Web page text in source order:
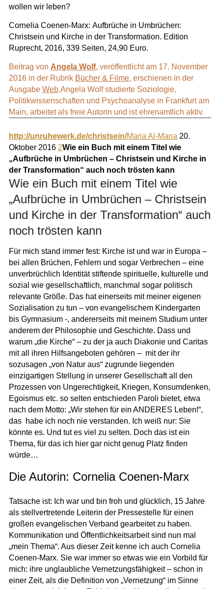
wollen wir leben?
Cornelia Coenen-Marx: Aufbrüche in Umbrüchen:
Christsein und Kirche in der Transformation. Edition
Ruprecht, 2016, 339 Seiten, 24,90 Euro.
Beitrag von Angela Wolf, veröffentlicht am 17. November
2016 in der Rubrik Bücher & Filme, erschienen in der
Ausgabe Web.Angela Wolf studierte Soziologie,
Politikwissenschaften und Psychoanalyse in Frankfurt am
Main, arbeitet als freie Autorin und ist ehrenamtlich aktiv.
http://unruhewerk.de/christsein/Maria Al-Mana 20.
Oktober 2016 2Wie ein Buch mit einem Titel wie
„Aufbrüche in Umbrüchen – Christsein und Kirche in
der Transformation“ auch noch trösten kann
Wie ein Buch mit einem Titel wie
„Aufbrüche in Umbrüchen – Christsein
und Kirche in der Transformation“ auch
noch trösten kann
Für mich stand immer fest: Kirche ist und war in Europa –
bei allen Brüchen, Fehlern und sogar Verbrechen – eine
unverbrüchlich Identität stiftende spirituelle, kulturelle und
sozial wie gesellschaftlich, manchmal sogar politisch
relevante Größe. Das hat einerseits mit meiner eigenen
Sozialisation zu tun – von evangelischem Kindergarten
bis Gymnasium -, andererseits mit meinem Studium unter
anderem der Philosophie und Geschichte. Dass und
warum „die Kirche“ – zu der ja auch Diakonie und Caritas
mit all ihren Hilfsangeboten gehören – mit der ihr
sozusagen „von Natur aus“ zugrunde liegenden
einzigartigen Stellung in unserer Gesellschaft all den
Prozessen von Ungerechtigkeit, Kriegen, Konsumdenken,
Egoismus etc. so selten entschieden Paroli bietet, etwa
nach dem Motto: „Wir stehen für ein ANDERES Leben!“,
das habe ich noch nie verstanden. Ich weiß nur: Sie
könnte es. Und tut es viel zu selten. Doch das ist ein
Thema, für das ich hier gar nicht genug Platz finden
würde…
Die Autorin: Cornelia Coenen-Marx
Tatsache ist: Ich war und bin froh und glücklich, 15 Jahre
als stellvertretende Leiterin der Pressestelle für einen
großen evangelischen Verband gearbeitet zu haben.
Kommunikation und Öffentlichkeitsarbeit sind nun mal
„mein Thema“. Aus dieser Zeit kenne ich auch Cornelia
Coenen-Marx. Sie war immer so etwas wie ein Vorbild für
mich: ihre unglaubliche Vernetzungsfähigkeit – schon in
einer Zeit, als die Definition von „Vernetzung“ im Sinne